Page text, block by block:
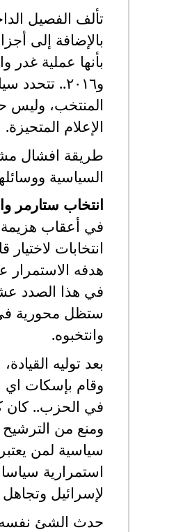
تألف الفصيل
بالإضافة إلى
و٢٠١٦..
المنتخب، وليس
الإعلام المتحيزة.
طريقة افشال
السياسية
انتخاب ستارمر
انتخابات
هدفه
في هذا الصدد
ستظل محورية في
وانتخبوه.
بعد توليه
وقام بإسكات
في الحزب.. كان
ومنع من
سياسية لمن
استمرارية
لإسرائيل
حدث الشئ نفسه